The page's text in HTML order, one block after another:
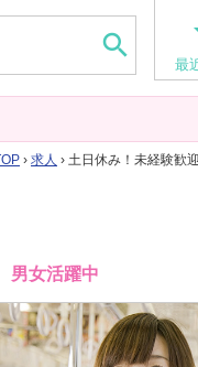

最
› 求人 › 土日休み！未経験歓
女活躍中